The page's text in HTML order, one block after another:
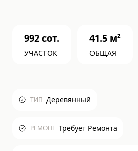
992 сот.
УЧАСТОК
41.5 м²
ОБЩАЯ
ТИП Деревянный
РЕМОНТ Требует Ремонта